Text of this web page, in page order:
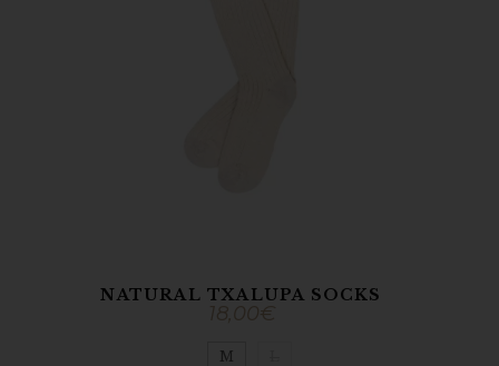
NATURAL TXALUPA SOCKS
18,00€
M